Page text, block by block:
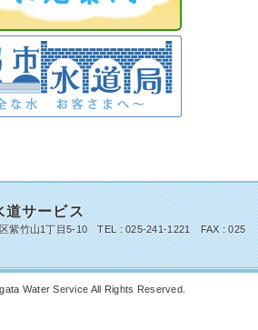
道サービス
紫竹山1丁目5-10 TEL : 025-241-1221 FAX : 025
Water Service All Rights Reserved.